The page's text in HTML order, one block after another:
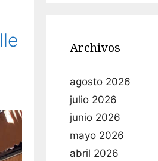
Archivos
agosto 2026
julio 2026
junio 2026
mayo 2026
abril 2026